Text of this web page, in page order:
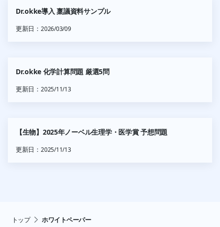
Dr.okke導入 稟議資料サンプル
更新日： 2026/03/09
Dr.okke 化学計算問題 厳選5問
更新日： 2025/11/13
【生物】2025年ノーベル生理学・医学賞 予想問題
更新日： 2025/11/13
トップ ホワイトペーパー